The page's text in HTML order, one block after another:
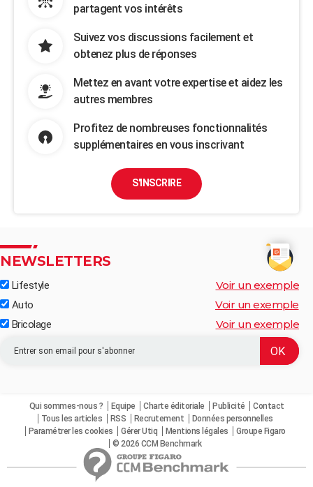
partagent vos intérêts
Suivez vos discussions facilement et
obtenez plus de réponses
Mettez en avant votre expertise et aidez les
autres membres
Profitez de nombreuses fonctionnalités
supplémentaires en vous inscrivant
S'INSCRIRE
NEWSLETTERS
Lifestyle Voir un exemple
Auto Voir un exemple
Bricolage Voir un exemple
Qui sommes-nous ? Equipe Charte éditoriale Publicité
Contact
Tous les articles
RSS Recrutement
Données personnelles
Paramétrer les cookies
Gérer Utiq Mentions légales
Groupe Figaro
© 2026 CCM Benchmark